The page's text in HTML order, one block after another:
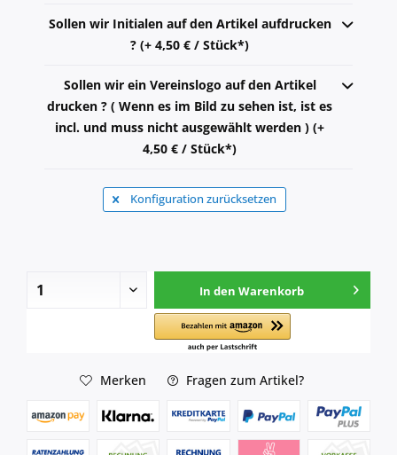
Sollen wir Initialen auf den Artikel aufdrucken
? (+ 4,50 € / Stück*)
Sollen wir ein Vereinslogo auf den Artikel
drucken ? ( Wenn es im Bild zu sehen ist, ist es
incl. und muss nicht ausgewählt werden ) (+
4,50 € / Stück*)
Konfiguration zurücksetzen
In den Warenkorb
Merken Fragen zum Artikel?